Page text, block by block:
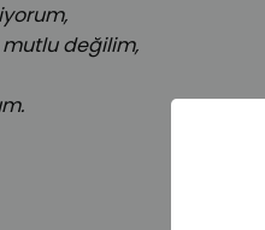
değilim,